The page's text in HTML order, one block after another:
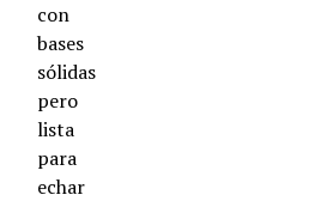
con
bases
sólidas
pero
lista
para
echar